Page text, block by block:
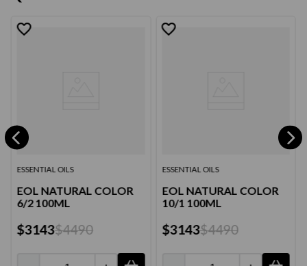
ESSENTIAL OILS
EOL NATURAL COLOR
6/2 100ML
$3143$4490
ESSENTIAL OILS
EOL NATURAL COLOR
10/1 100ML
$3143$4490